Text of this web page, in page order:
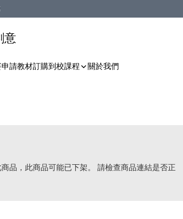
意
請教材訂購到校課程 關於我們
品，此商品可能已下架。 請檢查商品連結是否正